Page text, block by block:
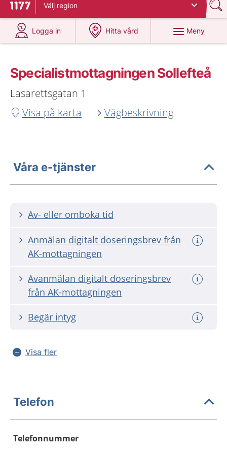
Till startsidan för 1177
Välj region
Logga in
på 1177.se
Hitta vård
på 1177.se
Meny
Specialistmottagningen Sollefteå
Lasarettsgatan 1
Visa på karta
Vägbeskrivning
Våra e-tjänster
Av- eller omboka tid
Anmälan digitalt doseringsbrev från
AK-mottagningen
Avanmälan digitalt doseringsbrev
från AK-mottagningen
Begär intyg
Visa fler
Telefon
Telefonnummer